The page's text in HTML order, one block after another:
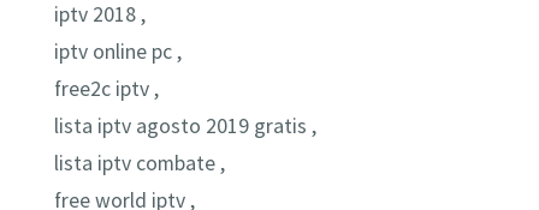
iptv 2018 ,
iptv online pc ,
free2c iptv ,
lista iptv agosto 2019 gratis ,
lista iptv combate ,
free world iptv ,